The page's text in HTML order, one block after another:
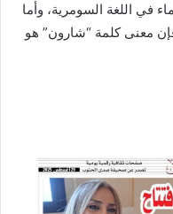
في اللغة السومرية، وأما
فإن معنى كلمة “شارون” هو